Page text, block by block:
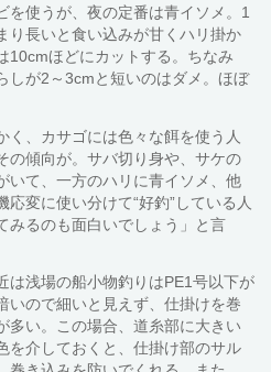
を使うが、夜の定番は青イソメ。1
り長いと食い込みが甘くハリ掛か
10cmほどにカットする。ちなみ
しが2～3cmと短いのはダメ。ほぼ
く、カサゴには色々な餌を使う人
の傾向が。サバ切り身や、サケの
いて、一方のハリに青イソメ、他
変に使い分けて“好釣”している人
みるのも面白いでしょう」と言
は浅場の船小物釣りはPE1号以下が
いので細いと見えず、仕掛けを巻
多い。この場合、道糸部に大きい
を介しておくと、仕掛け部のサル